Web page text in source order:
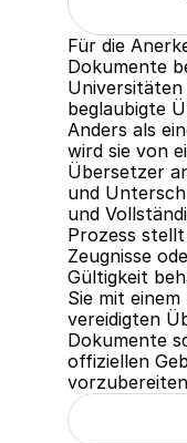
Für die
Dokumente
Universitäten
beglaubigte
Anders als
wird sie von
Übersetzer
und
und
Prozess
Zeugnisse
Gültigkeit
Sie mit
vereidigten
Dokumente
offiziellen